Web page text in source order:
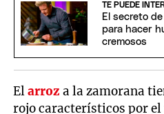
TE PUEDE
El secreto
para hacer
cremosos
Elarroza la zamorana
rojo característicos por el